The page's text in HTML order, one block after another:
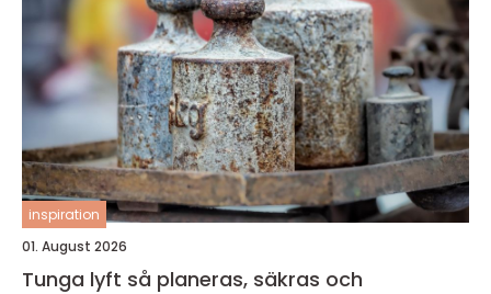
inspiration
01. August 2026
Tunga lyft så planeras, säkras och